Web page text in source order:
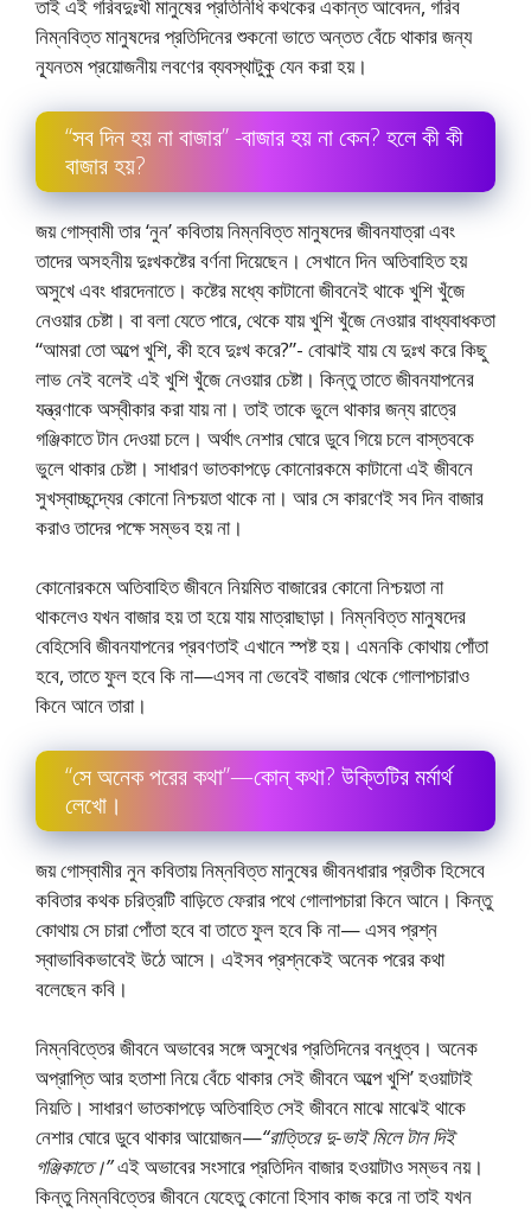
তাই এই গরিবদুঃখী মানুষের প্রতিনিধি কথকের একান্ত আবেদন, গরিব
নিম্নবিত্ত মানুষদের প্রতিদিনের শুকনাে ভাতে অন্তত বেঁচে থাকার জন্য
ন্যূনতম প্রয়ােজনীয় লবণের ব্যবস্থাটুকু যেন করা হয়।
“সব দিন হয় না বাজার” -বাজার হয় না কেন? হলে কী কী
বাজার হয়?
জয় গােস্বামী তার ‘নুন’ কবিতায় নিম্নবিত্ত মানুষদের জীবনযাত্রা এবং
তাদের অসহনীয় দুঃখকষ্টের বর্ণনা দিয়েছেন। সেখানে দিন অতিবাহিত হয়
অসুখে এবং ধারদেনাতে। কষ্টের মধ্যে কাটানাে জীবনেই থাকে খুশি খুঁজে
নেওয়ার চেষ্টা। বা বলা যেতে পারে, থেকে যায় খুশি খুঁজে নেওয়ার বাধ্যবাধকতা
“আমরা তাে অল্পে খুশি, কী হবে দুঃখ করে?”- বোঝাই যায় যে দুঃখ করে কিছু
লাভ নেই বলেই এই খুশি খুঁজে নেওয়ার চেষ্টা। কিন্তু তাতে জীবনযাপনের
যন্ত্রণাকে অস্বীকার করা যায় না। তাই তাকে ভুলে থাকার জন্য রাত্রে
গঞ্জিকাতে টান দেওয়া চলে। অর্থাৎ নেশার ঘােরে ডুবে গিয়ে চলে বাস্তবকে
ভুলে থাকার চেষ্টা। সাধারণ ভাতকাপড়ে কোনােরকমে কাটানাে এই জীবনে
সুখস্বাচ্ছন্দ্যের কোনাে নিশ্চয়তা থাকে না। আর সে কারণেই সব দিন বাজার
করাও তাদের পক্ষে সম্ভব হয় না।
কোনােরকমে অতিবাহিত জীবনে নিয়মিত বাজারের কোনাে নিশ্চয়তা না
থাকলেও যখন বাজার হয় তা হয়ে যায় মাত্রাছাড়া। নিম্নবিত্ত মানুষদের
বেহিসেবি জীবনযাপনের প্রবণতাই এখানে স্পষ্ট হয়। এমনকি কোথায় পোঁতা
হবে, তাতে ফুল হবে কি না—এসব না ভেবেই বাজার থেকে গােলাপচারাও
কিনে আনে তারা।
“সে অনেক পরের কথা”—কোন্ কথা? উক্তিটির মর্মার্থ
লেখাে।
জয় গােস্বামীর নুন কবিতায় নিম্নবিত্ত মানুষের জীবনধারার প্রতীক হিসেবে
কবিতার কথক চরিত্রটি বাড়িতে ফেরার পথে গােলাপচারা কিনে আনে। কিন্তু
কোথায় সে চারা পোঁতা হবে বা তাতে ফুল হবে কি না— এসব প্রশ্ন
স্বাভাবিকভাবেই উঠে আসে। এইসব প্রশ্নকেই অনেক পরের কথা
বলেছেন কবি।
নিম্নবিত্তের জীবনে অভাবের সঙ্গে অসুখের প্রতিদিনের বন্ধুত্ব। অনেক
অপ্রাপ্তি আর হতাশা নিয়ে বেঁচে থাকার সেই জীবনে অল্পে খুশি’ হওয়াটাই
নিয়তি। সাধারণ ভাতকাপড়ে অতিবাহিত সেই জীবনে মাঝে মাঝেই থাকে
নেশার ঘােরে ডুবে থাকার আয়ােজন—“রাত্তিরে দু-ভাই মিলে টান দিই
গঞ্জিকাতে।”এই অভাবের সংসারে প্রতিদিন বাজার হওয়াটাও সম্ভব নয়।
কিন্তু নিম্নবিত্তের জীবনে যেহেতু কোনাে হিসাব কাজ করে না তাই যখন